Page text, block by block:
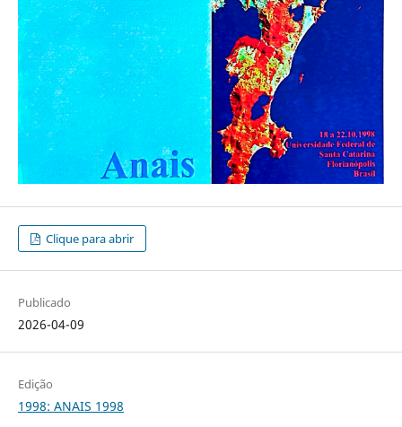
Clique para abrir
Publicado
2026-04-09
Edição
1998: ANAIS 1998